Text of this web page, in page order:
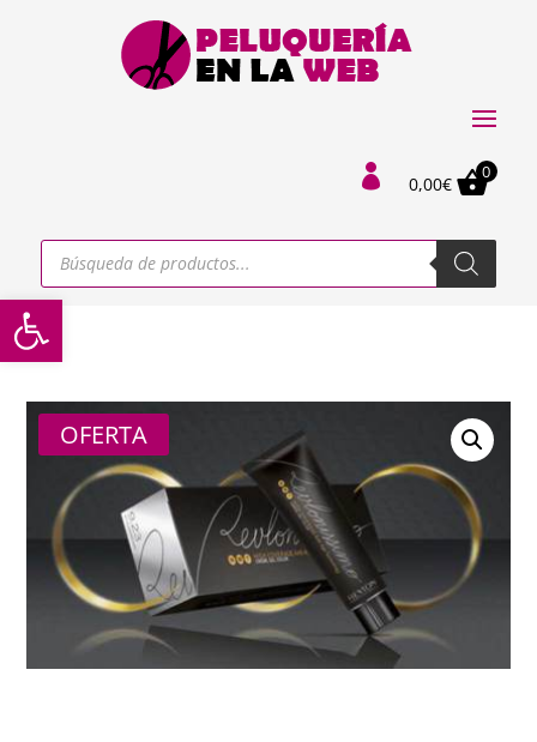
Abrir barra de herramientas
 0,00€
0
Búsqueda
productos
OFERTA